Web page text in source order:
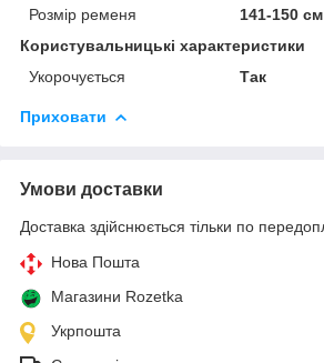
Розмір ременя
141-150 см
Користувальницькі характеристики
Укорочується
Так
Приховати
Умови доставки
Доставка здійснюється тільки по
Нова Пошта
Магазини Rozetka
Укрпошта